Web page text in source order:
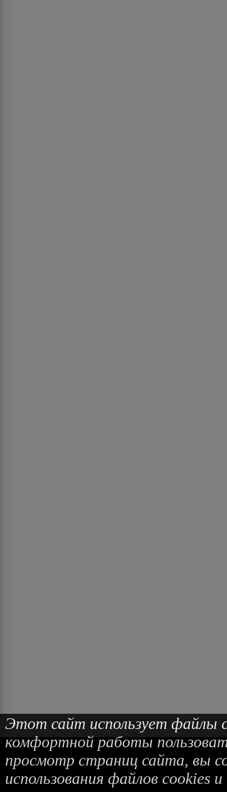
Этот сайт использует файлы
комфортной работы
просмотр страниц сайта, вы
использования файлов cookies